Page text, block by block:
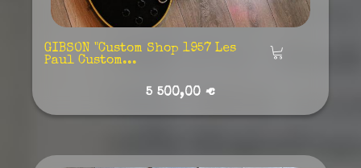
GIBSON "Custom Shop 1957 Les
Paul Custom...
5 500,00 €